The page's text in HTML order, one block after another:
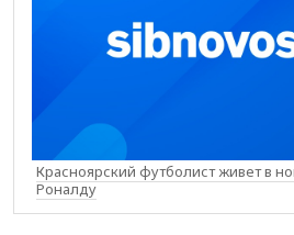
Красноярский футболист живет в
Роналду